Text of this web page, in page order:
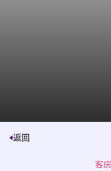
返回
客房